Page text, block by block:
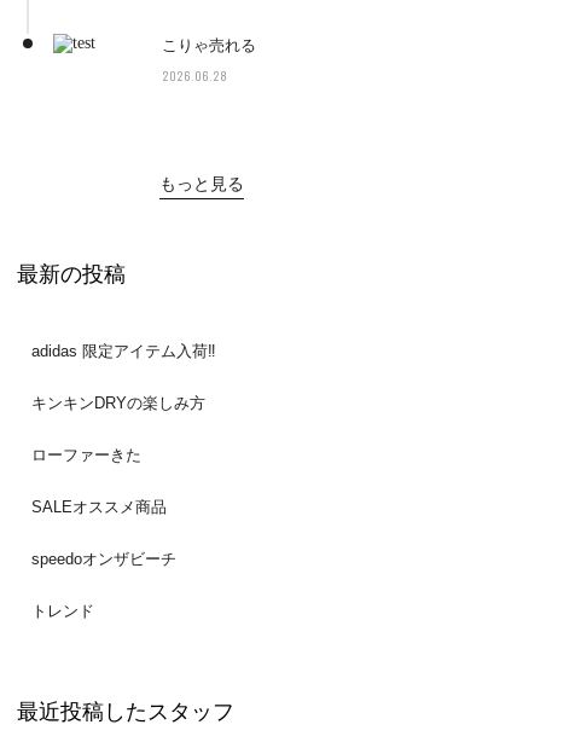
こりゃ売れる
2026.06.28
もっと見る
最新の投稿
adidas 限定アイテム入荷‼️
キンキンDRYの楽しみ方
ローファーきた
SALEオススメ商品
speedoオンザビーチ
トレンド
最近投稿したスタッフ